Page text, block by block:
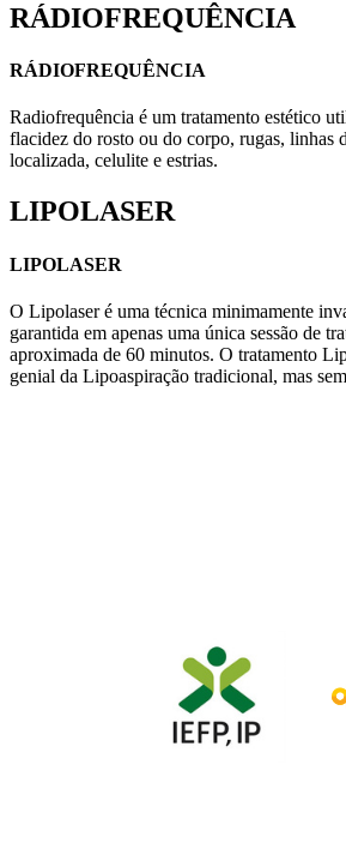
RÁDIOFREQUÊNCIA
RÁDIOFREQUÊNCIA
Radiofrequência é um tratamento estético
flacidez do rosto ou do corpo, rugas, linhas
localizada, celulite e estrias.
LIPOLASER
LIPOLASER
O Lipolaser é uma técnica minimamente
garantida em apenas uma única sessão de
aproximada de 60 minutos. O tratamento
genial da Lipoaspiração tradicional, mas